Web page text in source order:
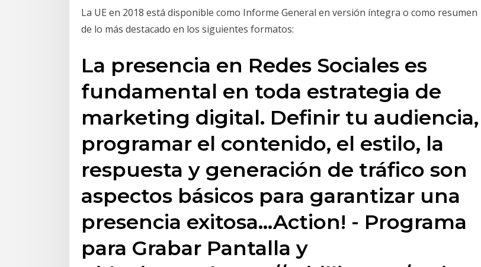
La UE en 2018 está disponible como Informe General en versión íntegra o como resumen
de lo más destacado en los siguientes formatos:
La presencia en Redes Sociales es
fundamental en toda estrategia de
marketing digital. Definir tu audiencia,
programar el contenido, el estilo, la
respuesta y generación de tráfico son
aspectos básicos para garantizar una
presencia exitosa…Action! - Programa
para Grabar Pantalla y